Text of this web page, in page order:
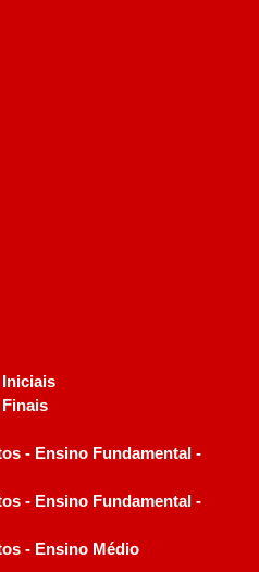
Iniciais
- Ensino Fundamental -
- Ensino Fundamental -
- Ensino Médio